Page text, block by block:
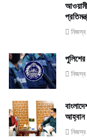
আওয়ামী
আহ্বান